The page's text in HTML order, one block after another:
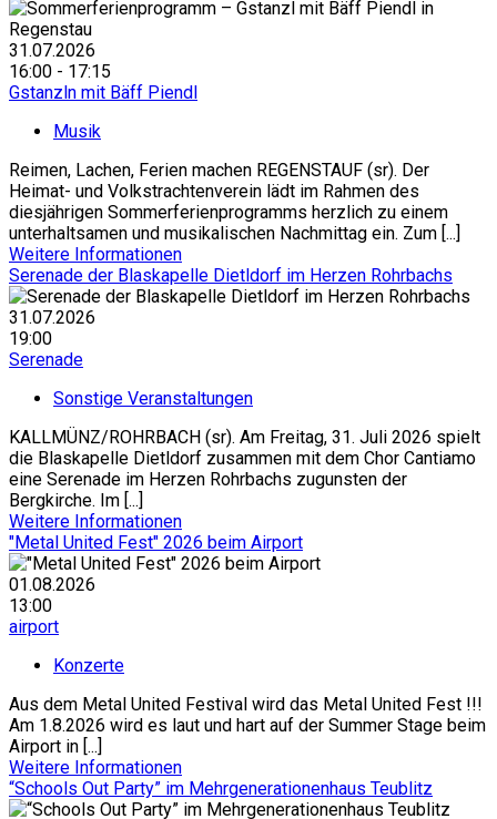
31.07.2026
16:00 - 17:15
Gstanzln mit Bäff Piendl
Musik
Reimen, Lachen, Ferien machen REGENSTAUF (sr). Der
Heimat- und Volkstrachtenverein lädt im Rahmen des
diesjährigen Sommerferienprogramms herzlich zu einem
unterhaltsamen und musikalischen Nachmittag ein. Zum [...]
Weitere Informationen
Serenade der Blaskapelle Dietldorf im Herzen Rohrbachs
31.07.2026
19:00
Serenade
Sonstige Veranstaltungen
KALLMÜNZ/ROHRBACH (sr). Am Freitag, 31. Juli 2026 spielt
die Blaskapelle Dietldorf zusammen mit dem Chor Cantiamo
eine Serenade im Herzen Rohrbachs zugunsten der
Bergkirche. Im [...]
Weitere Informationen
"Metal United Fest" 2026 beim Airport
01.08.2026
13:00
airport
Konzerte
Aus dem Metal United Festival wird das Metal United Fest !!!
Am 1.8.2026 wird es laut und hart auf der Summer Stage beim
Airport in [...]
Weitere Informationen
“Schools Out Party” im Mehrgenerationenhaus Teublitz